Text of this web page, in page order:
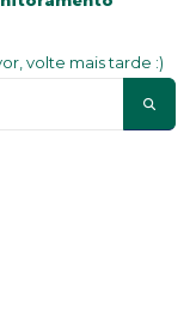
volte mais tarde :)